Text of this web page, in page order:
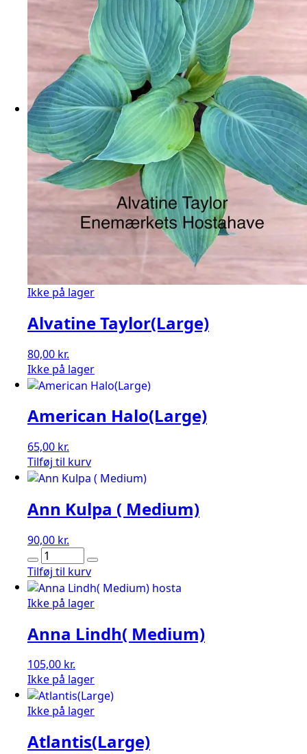
Ikke på lager
Alvatine Taylor(Large)
80,00 kr.
Ikke på lager
American Halo(Large)
65,00 kr.
American
Halo(Large)
Tilføj til kurv
Ann Kulpa ( Medium)
90,00 kr.
Ann
Kulpa
(
Medium)
Tilføj til kurv
Ikke på lager
Anna Lindh( Medium)
105,00 kr.
Ikke på lager
Ikke på lager
Atlantis(Large)